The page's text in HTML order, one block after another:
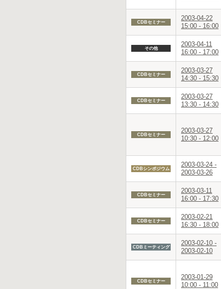
CDBセミナー
2003-04-22
15:00 - 16:00
その他
2003-04-11
16:00 - 17:00
CDBセミナー
2003-03-27
14:30 - 15:30
CDBセミナー
2003-03-27
13:30 - 14:30
CDBセミナー
2003-03-27
10:30 - 12:00
CDBシンポジウム
2003-03-24 -
2003-03-26
CDBセミナー
2003-03-11
16:00 - 17:30
CDBセミナー
2003-02-21
16:30 - 18:00
CDBミーティング
2003-02-10 -
2003-02-10
CDBセミナー
2003-01-29
10:00 - 11:00